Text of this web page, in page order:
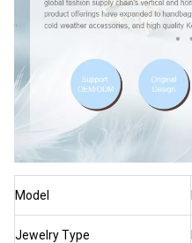
Model
Jewelry Type